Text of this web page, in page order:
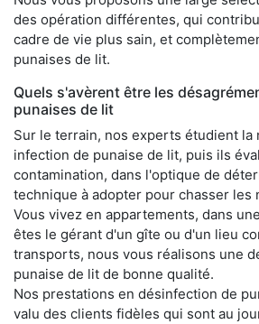
des opération différentes, qui
cadre de vie plus sain, et
punaises de lit.
Quels s'avèrent être les
punaises de lit
Sur le terrain, nos experts étudient la
infection de punaise de lit, puis ils
contamination, dans l'optique de
technique à adopter pour chasser les
Vous vivez en appartements, dans
êtes le gérant d'un gîte ou d'un lieu
transports, nous vous réalisons une
punaise de lit de bonne qualité.
Nos prestations en désinfection de
valu des clients fidèles qui sont au